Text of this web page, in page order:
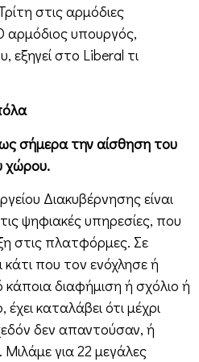
στις αρμόδιες
αρμόδιος υπουργός,
στο Liberal τι
σήμερα την αίσθηση του
χώρου.
Διακυβέρνησης είναι
ψηφιακές υπηρεσίες, που
στις πλατφόρμες. Σε
κάτι που τον ενόχλησε ή
διαφήμιση ή σχόλιο ή
καταλάβει ότι μέχρι
δεν απαντούσαν, ή
για 22 μεγάλες